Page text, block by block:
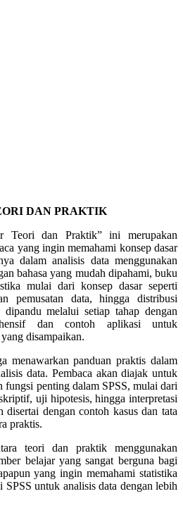
DAN PRAKTIK
Teori dan Praktik” ini merupakan
yang ingin memahami konsep dasar
dalam analisis data menggunakan
bahasa yang mudah dipahami, buku
mulai dari konsep dasar seperti
pemusatan data, hingga distribusi
dipandu melalui setiap tahap dengan
dan contoh aplikasi untuk
disampaikan.
menawarkan panduan praktis dalam
data. Pembaca akan diajak untuk
fungsi penting dalam SPSS, mulai dari
uji hipotesis, hingga interpretasi
disertai dengan contoh kasus dan tata
praktis.
teori dan praktik menggunakan
belajar yang sangat berguna bagi
yang ingin memahami statistika
SPSS untuk analisis data dengan lebih